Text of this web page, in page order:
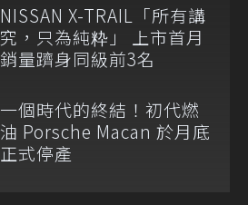
NISSAN X-TRAIL「所有講
究，只為純粋」 上市首月
銷量躋身同級前3名
一個時代的終結！初代燃
油 Porsche Macan 於月底
正式停產